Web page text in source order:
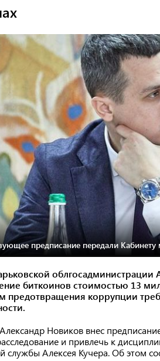
предписание передали Кабинету
биткоинов стоимостью 13
предотвращения коррупции
Новиков внес
и привлечь к
службы Алексея Кучера. Об этом